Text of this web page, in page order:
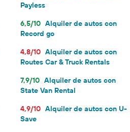
Payless
6,5/10 Alquiler de autos con
Record go
4,8/10 Alquiler de autos con
Routes Car & Truck Rentals
7,9/10 Alquiler de autos con
State Van Rental
4,9/10 Alquiler de autos con U-
Save